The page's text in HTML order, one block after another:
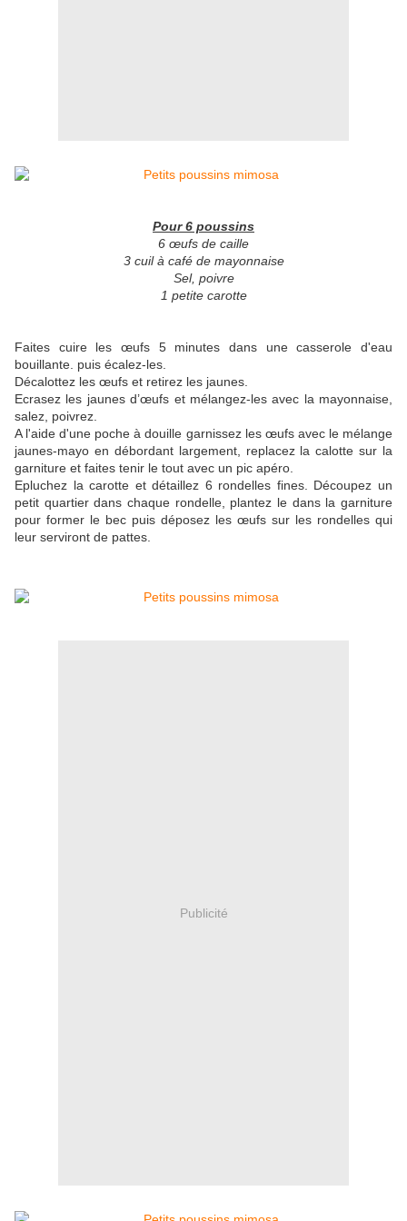
Pour 6 poussins
6 œufs de caille
3 cuil à café de mayonnaise
Sel, poivre
1 petite carotte
Faites cuire les œufs 5 minutes dans une casserole d'eau
bouillante. puis écalez-les.
Décalottez les œufs et retirez les jaunes.
Ecrasez les jaunes d’œufs et mélangez-les avec la mayonnaise,
salez, poivrez.
A l'aide d'une poche à douille garnissez les œufs avec le mélange
jaunes-mayo en débordant largement, replacez la calotte sur la
garniture et faites tenir le tout avec un pic apéro.
Epluchez la carotte et détaillez 6 rondelles fines. Découpez un
petit quartier dans chaque rondelle, plantez le dans la garniture
pour former le bec puis déposez les œufs sur les rondelles qui
leur serviront de pattes.
Publicité